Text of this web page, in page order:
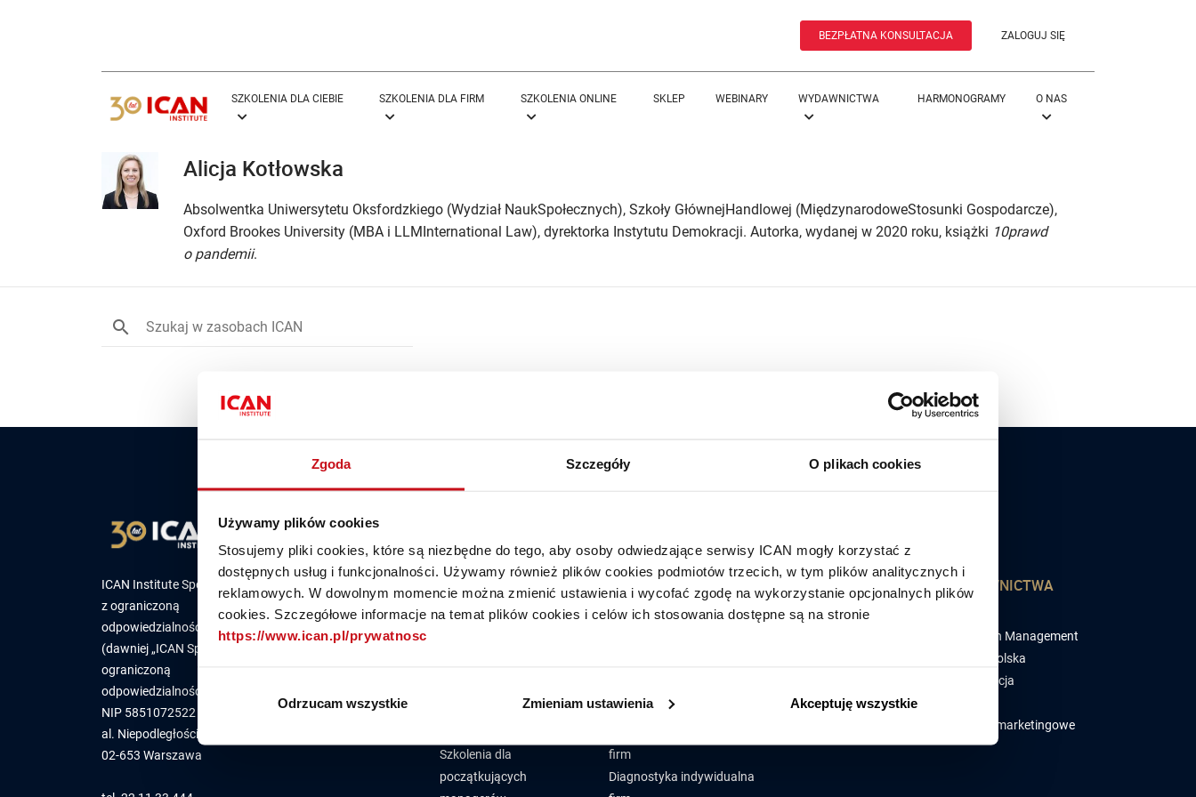
Zgoda Szczegóły O plikach cookies
Używamy plików cookies
Stosujemy pliki cookies, które są niezbędne do tego, aby osoby odwiedzające serwisy ICAN mogły korzystać z
dostępnych usług i funkcjonalności. Używamy również plików cookies podmiotów trzecich, w tym plików analitycznych i
reklamowych. W dowolnym momencie można zmienić ustawienia i wycofać zgodę na wykorzystanie opcjonalnych plików
cookies. Szczegółowe informacje na temat plików cookies i celów ich stosowania dostępne są na stronie
https://www.ican.pl/prywatnosc
Odrzucam wszystkie Zmieniam ustawienia Akceptuję wszystkie
BEZPŁATNA KONSULTACJA ZALOGUJ SIĘ
SZKOLENIA DLA CIEBIE SZKOLENIA DLA FIRM SZKOLENIA ONLINE SKLEP WEBINARY WYDAWNICTWA HARMONOGRAMY O NAS
Alicja Kotłowska
Absolwentka Uniwersytetu Oksfordzkiego (Wydział NaukSpołecznych), Szkoły GłównejHandlowej (MiędzynarodoweStosunki Gospodarcze),
Oxford Brookes University (MBA i LLMInternational Law), dyrektorka Instytutu Demokracji. Autorka, wydanej w 2020 roku, książki 10prawd
o pandemii.
ICAN Institute Spółka
z ograniczoną
odpowiedzialnością
(dawniej „ICAN Spółka z
ograniczoną
odpowiedzialnością” sp. k.)
NIP 5851072522
al. Niepodległości 18,
02-653 Warszawa
INSTYTUT
O nas
Nasi eksperci
Kluby
OFERTA
Szkolenia dla właścicieli
Szkolenia z zarządzania
Szkolenia dla
początkujących
Personal Leadership
Strategic Sales Leadership
firm
Diagnostyka indywidualna
POMOC
Jak wybrać szkolenie
FAQ - Często zadawane
WYDAWNICTWA
MIT Sloan Management
Review Polska
Subskrypcja
Badania marketingowe